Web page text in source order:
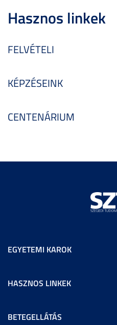
Hasznos linkek
FELVÉTELI
KÉPZÉSEINK
CENTENÁRIUM
EGYETEMI KAROK
HASZNOS LINKEK
BETEGELLÁTÁS